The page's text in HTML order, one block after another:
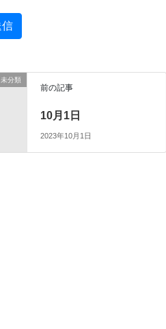
未分類
前の記事
10月1日
2023年10月1日